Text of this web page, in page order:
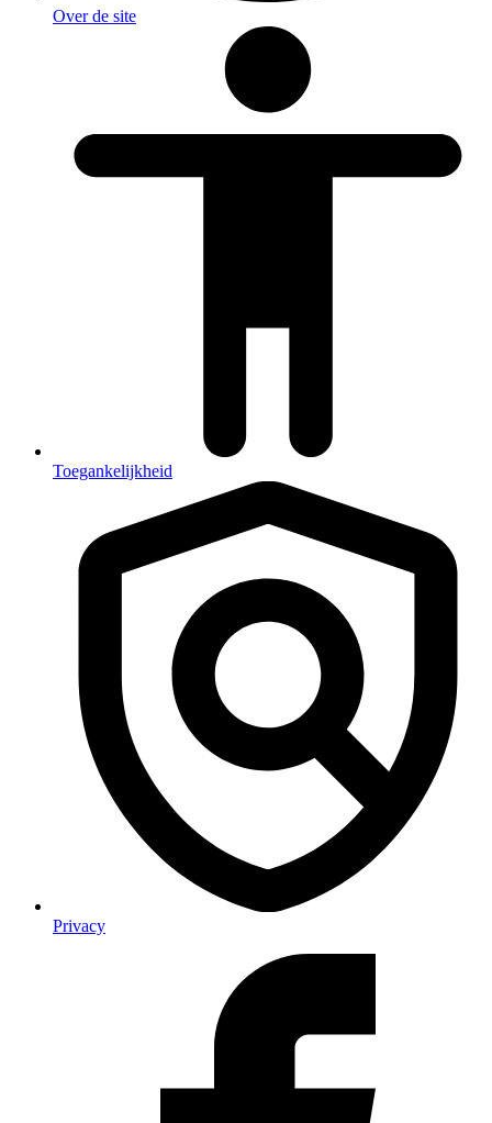
Over de site
Toegankelijkheid
Privacy